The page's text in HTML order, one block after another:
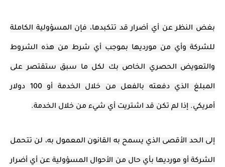
بغض النظر عن أي أضرار قد تتكبدها، فإن المسؤولية الكاملة
للشركة وأي من مورديها بموجب أي شرط من هذه الشروط
والتعويض الحصري الخاص بك لكل ما سبق ستقتصر على
المبلغ الذي دفعته بالفعل من خلال الخدمة أو 100 دولار
أمريكي. إذا لم تكن قد اشتريت أي شيء من خلال الخدمة.
إلى الحد الأقصى الذي يسمح به القانون المعمول به، لن تتحمل
الشركة أو مورديها بأي حال من الأحوال المسؤولية عن أي أضرار